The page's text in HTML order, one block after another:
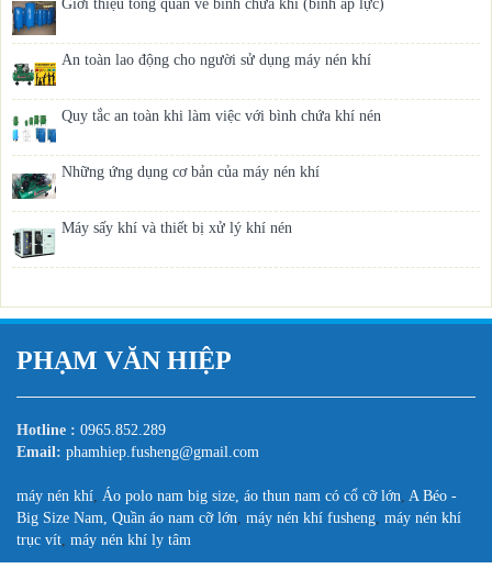
Giới thiệu tổng quan về bình chứa khí (bình áp lực)
An toàn lao động cho người sử dụng máy nén khí
Quy tắc an toàn khi làm việc với bình chứa khí nén
Những ứng dụng cơ bản của máy nén khí
Máy sấy khí và thiết bị xử lý khí nén
PHẠM VĂN HIỆP
Hotline : 0965.852.289
Email: phamhiep.fusheng@gmail.com
máy nén khí Áo polo nam big size, áo thun nam có cổ cỡ lớn A Béo -
Big Size Nam, Quần áo nam cỡ lớn máy nén khí fusheng máy nén khí
trục vít máy nén khí ly tâm